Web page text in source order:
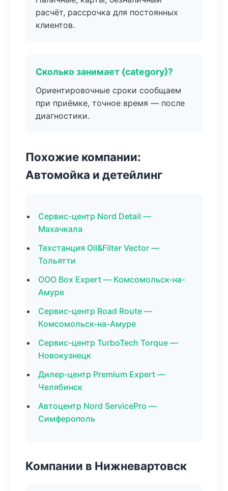
расчёт, рассрочка для постоянных
клиентов.
Сколько занимает {category}?
Ориентировочные сроки сообщаем
при приёмке, точное время — после
диагностики.
Похожие компании:
Автомойка и детейлинг
Сервис-центр Nord Detail —
Махачкала
Техстанция Oil&Filter Vector —
Тольятти
ООО Box Expert — Комсомольск-на-
Амуре
Сервис-центр Road Route —
Комсомольск-на-Амуре
Сервис-центр TurboTech Torque —
Новокузнецк
Дилер-центр Premium Expert —
Челябинск
Автоцентр Nord ServicePro —
Симферополь
Компании в Нижневартовск